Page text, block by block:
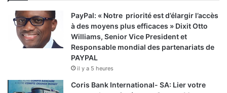
PayPal: « Notre priorité est d’élargir l’accès
à des moyens plus efficaces » Dixit Otto
Williams, Senior Vice President et
Responsable mondial des partenariats de
PAYPAL
il y a 5 heures
Coris Bank International- SA: Lier votre